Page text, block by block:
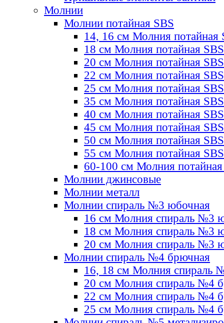
Молнии
Молнии потайная SBS
14, 16 см Молния потайная
18 см Молния потайная SBS
20 см Молния потайная SBS
22 см Молния потайная SBS
25 см Молния потайная SBS
35 см Молния потайная SBS
40 см Молния потайная SBS
45 см Молния потайная SBS
50 см Молния потайная SBS
55 см Молния потайная SBS
60-100 см Молния
Молнии джинсовые
Молнии металл
Молнии спираль №3 юбочная
16 см Молния спираль №3
18 см Молния спираль №3
20 см Молния спираль №3
Молнии спираль №4 брючная
16, 18 см Молния спираль
20 см Молния спираль №4
22 см Молния спираль №4
25 см Молния спираль №4